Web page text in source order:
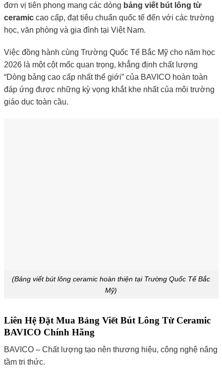
đơn vị tiên phong mang các dòng bảng viết bút lông từ
ceramiccao cấp, đạt tiêu chuẩn quốc tế đến với các trường
học, văn phòng và gia đình tại Việt Nam.
Việc đồng hành cùng Trường Quốc Tế Bắc Mỹ cho năm học
2026 là một cột mốc quan trọng, khẳng định chất lượng
“Dòng bảng cao cấp nhất thế giới” của BAVICO hoàn toàn
đáp ứng được những kỳ vọng khắt khe nhất của môi trường
giáo dục toàn cầu.
(Bảng viết bút lông ceramic hoàn thiện tại Trường Quốc Tế Bắc
Mỹ)
Liên Hệ Đặt Mua Bảng Viết Bút Lông Từ Ceramic
BAVICO Chính Hãng
BAVICO – Chất lượng tạo nên thương hiệu, công nghệ nâng
tầm tri thức.